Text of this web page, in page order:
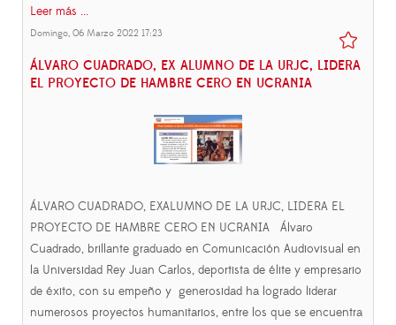
Leer más ...
Domingo, 06 Marzo 2022 17:23
ÁLVARO CUADRADO, EX ALUMNO DE LA URJC, LIDERA
EL PROYECTO DE HAMBRE CERO EN UCRANIA
ÁLVARO CUADRADO, EXALUMNO DE LA URJC, LIDERA EL
PROYECTO DE HAMBRE CERO EN UCRANIA Álvaro
Cuadrado, brillante graduado en Comunicación Audiovisual en
la Universidad Rey Juan Carlos, deportista de élite y empresario
de éxito, con su empeño y generosidad ha logrado liderar
numerosos proyectos humanitarios, entre los que se encuentra